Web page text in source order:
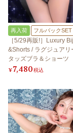
再入荷 フルバックSET
［5/29再販!］Luxury
&Shorts / ラグジュアリ
タッズブラ＆ショーツ
¥7,480税込